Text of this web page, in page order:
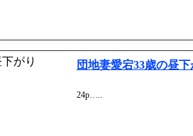
団地妻愛宕33歳の昼下
24p…..